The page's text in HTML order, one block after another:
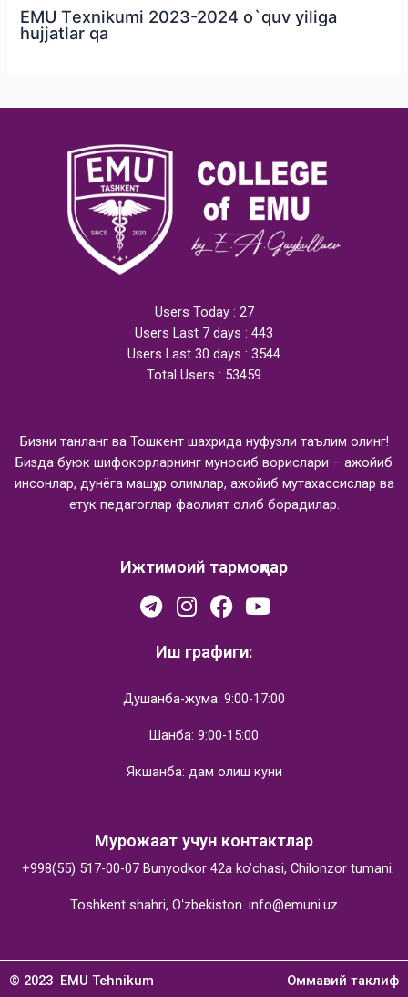
EMU Тexnikumi 2023-2024 o`quv yiliga
hujjatlar qa
Users Today : 27
Users Last 7 days : 443
Users Last 30 days : 3544
Total Users : 53459
Бизни танланг ва Тошкент шахрида нуфузли таълим олинг!
Бизда буюк шифокорларнинг муносиб ворислари – ажойиб
инсонлар, дунёга машҳур олимлар, ажойиб мутахассислар ва
етук педагоглар фаолият олиб борадилар.
Ижтимоий тармоқлар
Иш графиги:
Душанба-жума: 9:00-17:00
Шанба: 9:00-15:00
Якшанба: дам олиш куни
Мурожаат учун контактлар
+998(55) 517-00-07 Bunyodkor 42a ko’chasi, Chilonzor tumani.
Toshkent shahri, Oʻzbekiston. info@emuni.uz
© 2023 EMU Tehnikum Оммавий таклиф